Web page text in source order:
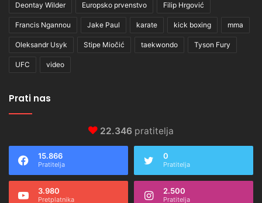
Deontay Wilder Europsko prvenstvo Filip Hrgović
Francis Ngannou Jake Paul karate kick boxing mma
Oleksandr Usyk Stipe Miočić taekwondo Tyson Fury
UFC video
Prati nas
22.346 pratitelja
15.866
Pratitelja
0
Pratitelja
3.980
Pretplatnika
2.500
Pratitelja